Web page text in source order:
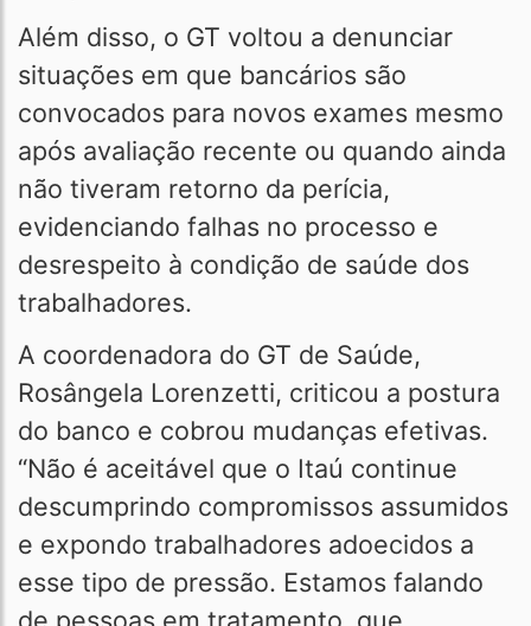
Além disso, o GT voltou a denunciar
situações em que bancários são
convocados para novos exames mesmo
após avaliação recente ou quando ainda
não tiveram retorno da perícia,
evidenciando falhas no processo e
desrespeito à condição de saúde dos
trabalhadores.
A coordenadora do GT de Saúde,
Rosângela Lorenzetti, criticou a postura
do banco e cobrou mudanças efetivas.
“Não é aceitável que o Itaú continue
descumprindo compromissos assumidos
e expondo trabalhadores adoecidos a
esse tipo de pressão. Estamos falando